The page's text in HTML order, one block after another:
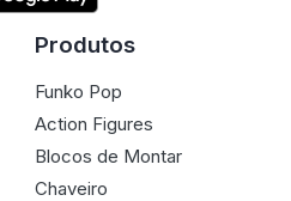
Produtos
Funko Pop
Action Figures
Blocos de Montar
Chaveiro